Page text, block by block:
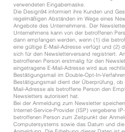
verwendeten Eingabemaske.
Die Design94 informiert ihre Kunden und
regelmäßigen Abständen im Wege eines
Angebote des Unternehmens. Der
Unternehmens kann von der betroffenen
dann empfangen werden, wenn (1) die
eine gültige E-Mail-Adresse verfügt und (2)
sich für den Newsletterversand registriert.
betroffenen Person erstmalig für den
eingetragene E-Mail-Adresse wird aus
Bestätigungsmail im Double-Opt-In-
Bestätigungsmail dient der Überprüfung, ob
Mail-Adresse als betroffene Person den
Newsletters autorisiert hat.
Bei der Anmeldung zum Newsletter
Internet-Service-Provider (ISP) vergebene
betroffenen Person zum Zeitpunkt der
Computersystems sowie das Datum und